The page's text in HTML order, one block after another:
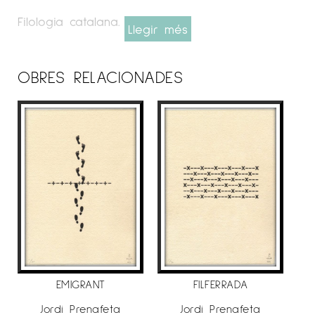
Filologia catalana. UDL
Teoria de la literatura i literatura comparada.
Obra visual: encolatges, fotografia i, sobretot,
poesia visual.
Ha participat amb fotos i poemes visuals en
algunes exposicions col·lectives, i ha col·laborat
amb obra gràfica i literària en diverses
revistes, diaris i publicacions.
Pertany a la generació de poetes que ens
van estrenar recitant al bar L’Horiginal de
Llegir més
OBRES RELACIONADES
EMIGRANT
Jordi Prenafeta
FILFERRADA
Jordi Prenafeta